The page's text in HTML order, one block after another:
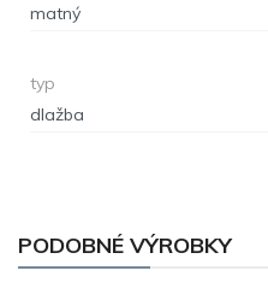
matný
typ
dlažba
PODOBNÉ VÝROBKY